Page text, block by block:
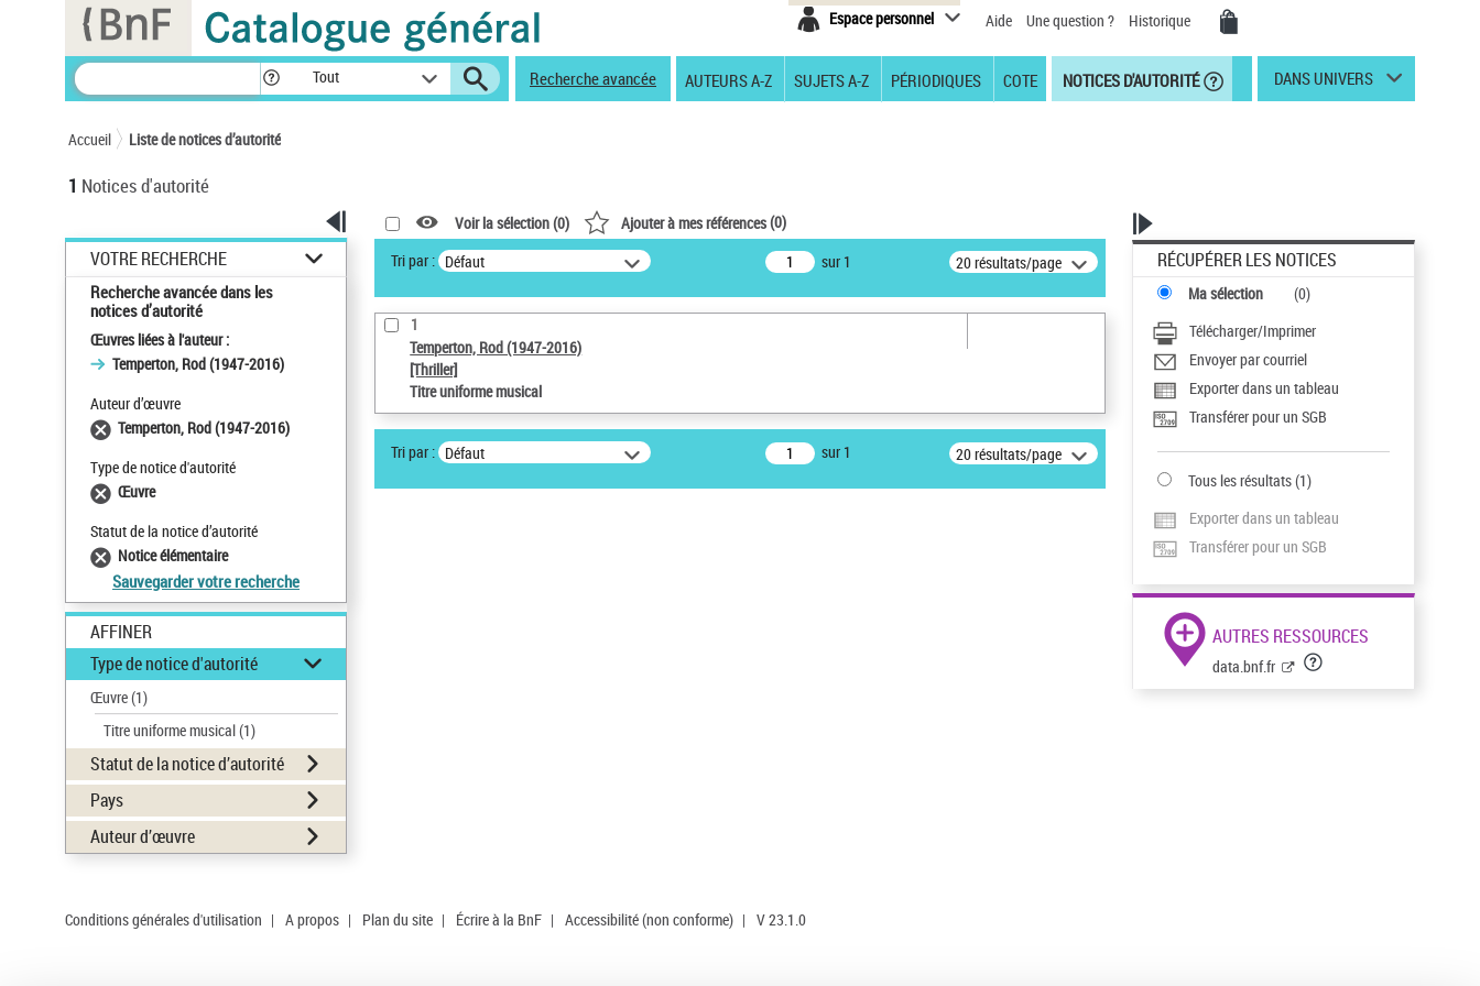
Espace personnel Aide Une question ? Historique
Tout Recherche avancée AUTEURS A-Z SUJETS A-Z PÉRIODIQUES COTE NOTICES D'AUTORITÉ DANS UNIVERS
Accueil Liste de notices d’autorité
1 Notices d'autorité
VOTRE RECHERCHE
Recherche avancée dans les
notices d’autorité
Œuvres liées à l'auteur :
Temperton, Rod (1947-2016)
Auteur d’œuvre
Temperton, Rod (1947-2016)
Type de notice d'autorité
Œuvre
Statut de la notice d’autorité
Notice élémentaire
Sauvegarder votre recherche
AFFINER
Type de notice d'autorité
Œuvre(1)
Titre uniforme musical(1)
Statut de la notice d’autorité
Pays
Auteur d’œuvre
Voir la sélection (0) Ajouter à mes références(0)
Tri par : Défaut sur 1 20 résultats/page
1
Temperton, Rod (1947-2016)
[Thriller]
Titre uniforme musical
Tri par : Défaut sur 1 20 résultats/page
RÉCUPÉRER LES NOTICES
Ma sélection (0)
Télécharger/Imprimer
Envoyer par courriel
Exporter dans un tableau
Transférer pour un SGB
Tous les résultats(1)
Exporter dans un tableau
Transférer pour un SGB
AUTRES RESSOURCES
data.bnf.fr
Conditions générales d'utilisation | A propos | Plan du site | Écrire à la BnF | Accessibilité (non conforme) | V 23.1.0
Panneau de gestion des cookies